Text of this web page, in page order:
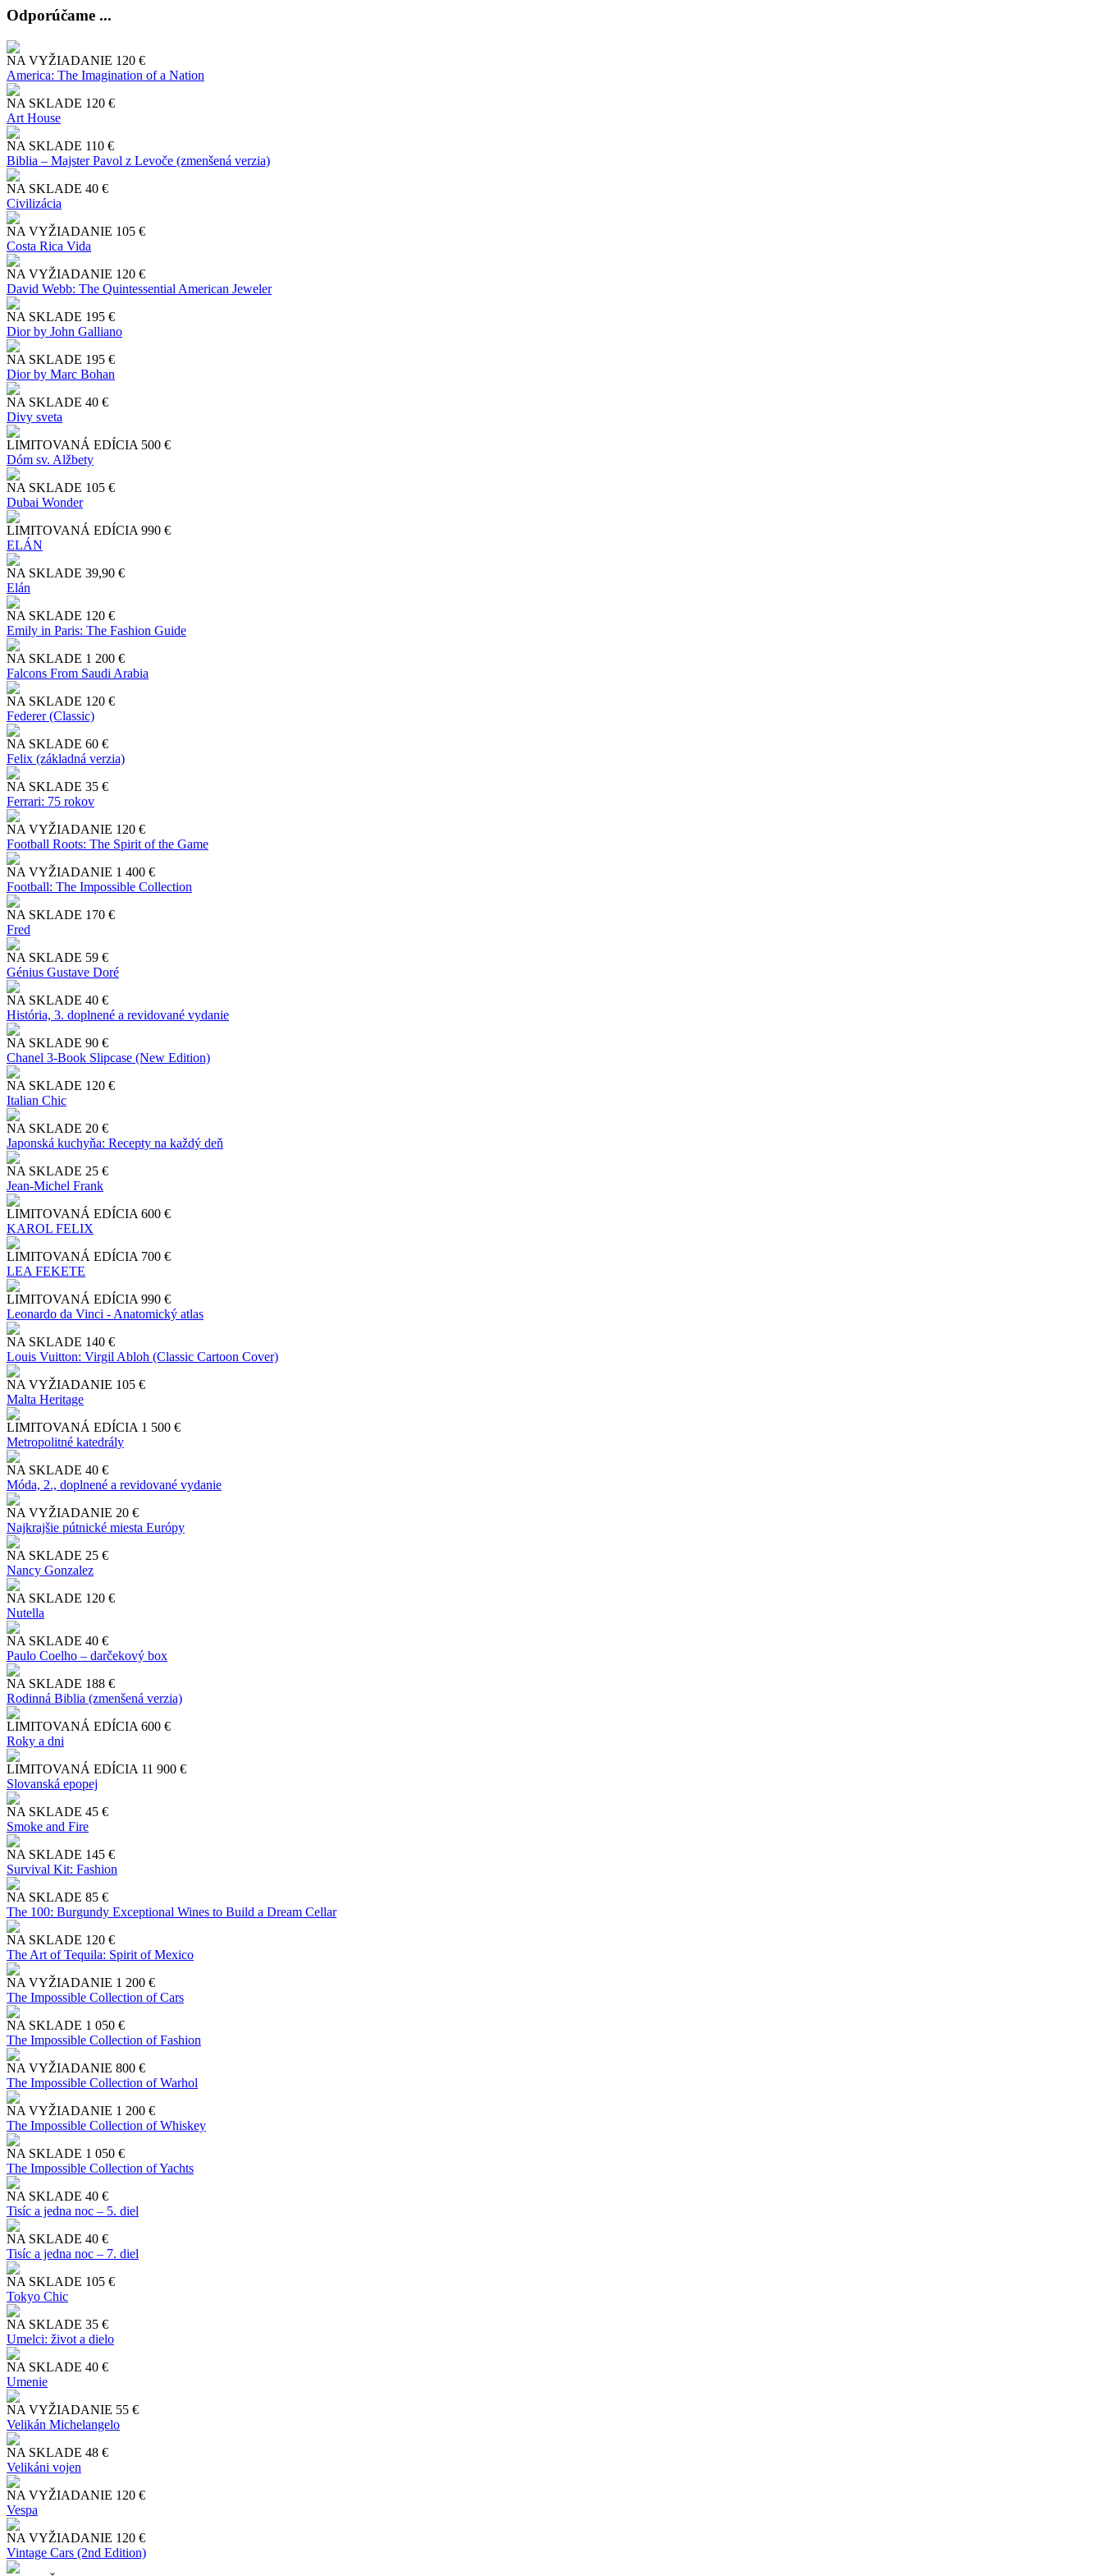
Odporúčame ...
NA VYŽIADANIE 120 €
America: The Imagination of a Nation
NA SKLADE 120 €
Art House
NA SKLADE 110 €
Biblia – Majster Pavol z Levoče (zmenšená verzia)
NA SKLADE 40 €
Civilizácia
NA VYŽIADANIE 105 €
Costa Rica Vida
NA VYŽIADANIE 120 €
David Webb: The Quintessential American Jeweler
NA SKLADE 195 €
Dior by John Galliano
NA SKLADE 195 €
Dior by Marc Bohan
NA SKLADE 40 €
Divy sveta
LIMITOVANÁ EDÍCIA 500 €
Dóm sv. Alžbety
NA SKLADE 105 €
Dubai Wonder
LIMITOVANÁ EDÍCIA 990 €
ELÁN
NA SKLADE 39,90 €
Elán
NA SKLADE 120 €
Emily in Paris: The Fashion Guide
NA SKLADE 1 200 €
Falcons From Saudi Arabia
NA SKLADE 120 €
Federer (Classic)
NA SKLADE 60 €
Felix (základná verzia)
NA SKLADE 35 €
Ferrari: 75 rokov
NA VYŽIADANIE 120 €
Football Roots: The Spirit of the Game
NA VYŽIADANIE 1 400 €
Football: The Impossible Collection
NA SKLADE 170 €
Fred
NA SKLADE 59 €
Génius Gustave Doré
NA SKLADE 40 €
História, 3. doplnené a revidované vydanie
NA SKLADE 90 €
Chanel 3-Book Slipcase (New Edition)
NA SKLADE 120 €
Italian Chic
NA SKLADE 20 €
Japonská kuchyňa: Recepty na každý deň
NA SKLADE 25 €
Jean-Michel Frank
LIMITOVANÁ EDÍCIA 600 €
KAROL FELIX
LIMITOVANÁ EDÍCIA 700 €
LEA FEKETE
LIMITOVANÁ EDÍCIA 990 €
Leonardo da Vinci - Anatomický atlas
NA SKLADE 140 €
Louis Vuitton: Virgil Abloh (Classic Cartoon Cover)
NA VYŽIADANIE 105 €
Malta Heritage
LIMITOVANÁ EDÍCIA 1 500 €
Metropolitné katedrály
NA SKLADE 40 €
Móda, 2., doplnené a revidované vydanie
NA VYŽIADANIE 20 €
Najkrajšie pútnické miesta Európy
NA SKLADE 25 €
Nancy Gonzalez
NA SKLADE 120 €
Nutella
NA SKLADE 40 €
Paulo Coelho – darčekový box
NA SKLADE 188 €
Rodinná Biblia (zmenšená verzia)
LIMITOVANÁ EDÍCIA 600 €
Roky a dni
LIMITOVANÁ EDÍCIA 11 900 €
Slo​vanská epopej
NA SKLADE 45 €
Smoke and Fire
NA SKLADE 145 €
Survival Kit: Fashion
NA SKLADE 85 €
The 100: Burgundy Exceptional Wines to Build a Dream Cellar
NA SKLADE 120 €
The Art of Tequila: Spirit of Mexico
NA VYŽIADANIE 1 200 €
The Impossible Collection of Cars
NA SKLADE 1 050 €
The Impossible Collection of Fashion
NA VYŽIADANIE 800 €
The Impossible Collection of Warhol
NA VYŽIADANIE 1 200 €
The Impossible Collection of Whiskey
NA SKLADE 1 050 €
The Impossible Collection of Yachts
NA SKLADE 40 €
Tisíc a jedna noc – 5. diel
NA SKLADE 40 €
Tisíc a jedna noc – 7. diel
NA SKLADE 105 €
Tokyo Chic
NA SKLADE 35 €
Umelci: život a dielo
NA SKLADE 40 €
Umenie
NA VYŽIADANIE 55 €
Velikán Michelangelo
NA SKLADE 48 €
Velikáni vojen
NA VYŽIADANIE 120 €
Vespa
NA VYŽIADANIE 120 €
Vintage Cars (2nd Edition)